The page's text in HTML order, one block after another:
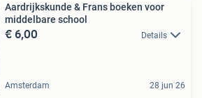
Aardrijkskunde & Frans boeken voor
middelbare school
€ 6,00 Details
Amsterdam 28 jun 26